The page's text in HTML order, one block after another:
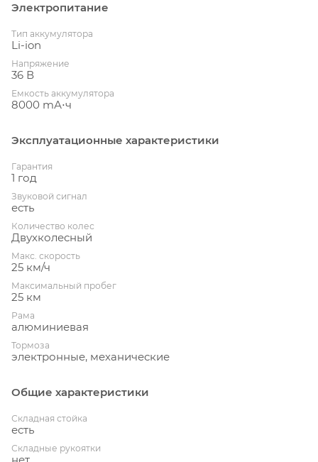
Электропитание
Тип аккумулятора
Li-ion
Напряжение
36 В
Емкость аккумулятора
8000 mА⋅ч
Эксплуатационные характеристики
Гарантия
1 год
Звуковой сигнал
есть
Количество колес
Двухколесный
Макс. скорость
25 км/ч
Максимальный пробег
25 км
Рама
алюминиевая
Тормоза
электронные, механические
Общие характеристики
Складная стойка
есть
Складные рукоятки